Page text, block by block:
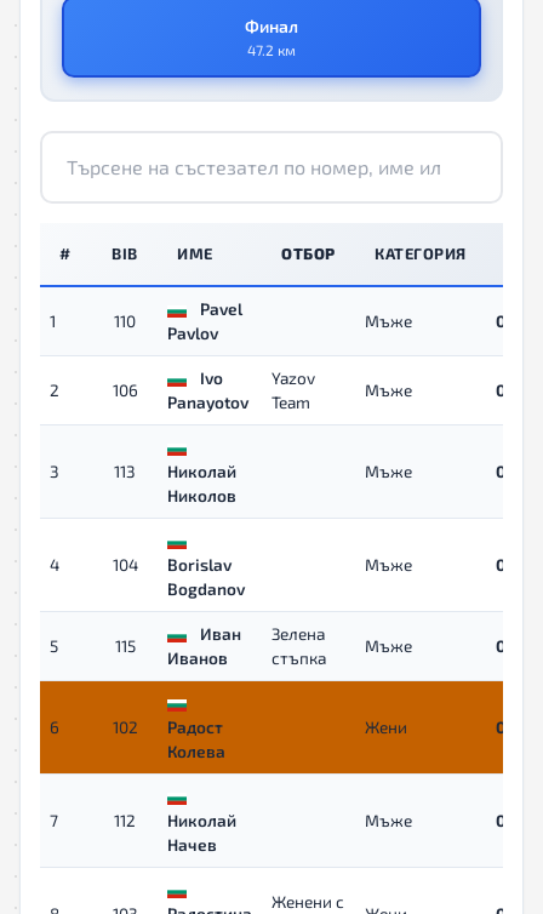
Финал
47.2 км
# BIB ИМЕ ОТБОР КАТЕГОРИЯ
1 110
Pavel
Pavlov
Мъже
2 106
Ivo
Panayotov
Yazov
Team
Мъже
3 113
Николай
Николов
Мъже
4 104
Borislav
Bogdanov
Мъже
5 115
Иван
Иванов
Зелена
стъпка
Мъже
6 102
Радост
Колева
Жени
7 112
Николай
Начев
Мъже
Женени с